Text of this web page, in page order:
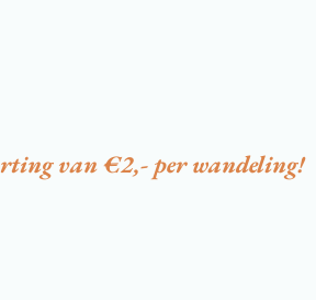
van €2,- per wandeling!